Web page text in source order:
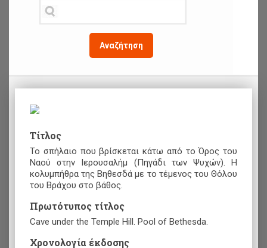
Αναζήτηση
Τίτλος
Το σπήλαιο που βρίσκεται κάτω από το Όρος του
Ναού στην Ιερουσαλήμ (Πηγάδι των Ψυχών). Η
κολυμπήθρα της Βηθεσδά με το τέμενος του Θόλου
του Βράχου στο βάθος.
Πρωτότυπος τίτλος
Cave under the Temple Hill. Pool of Bethesda.
Χρονολογία έκδοσης